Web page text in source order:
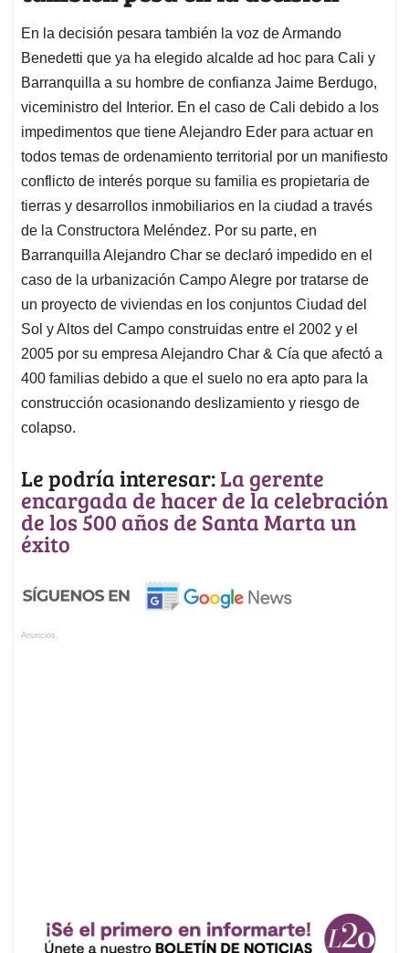
En la decisión pesara también la voz de Armando
Benedetti que ya ha elegido alcalde ad hoc para Cali y
Barranquilla a su hombre de confianza Jaime Berdugo,
viceministro del Interior. En el caso de Cali debido a los
impedimentos que tiene Alejandro Eder para actuar en
todos temas de ordenamiento territorial por un manifiesto
conflicto de interés porque su familia es propietaria de
tierras y desarrollos inmobiliarios en la ciudad a través
de la Constructora Meléndez. Por su parte, en
Barranquilla Alejandro Char se declaró impedido en el
caso de la urbanización Campo Alegre por tratarse de
un proyecto de viviendas en los conjuntos Ciudad del
Sol y Altos del Campo construidas entre el 2002 y el
2005 por su empresa Alejandro Char & Cía que afectó a
400 familias debido a que el suelo no era apto para la
construcción ocasionando deslizamiento y riesgo de
colapso.
Le podría interesar:La gerente
encargada de hacer de la celebración
de los 500 años de Santa Marta un
éxito
Anuncios.